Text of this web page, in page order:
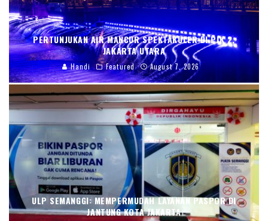
PERTUNJUKAN AIR MANCUR SPEKTAKULER DI PIK 2,
JAKARTA UTARA
Handi Featured August 7, 2026
ULP SEMANGGI: MEMPERMUDAH LAYANAN PASPOR DI
JANTUNG KOTA JAKARTA